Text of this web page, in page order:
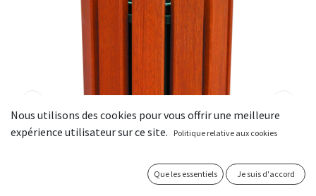
Nous utilisons des cookies pour vous offrir une meilleure
expérience utilisateur sur ce site.
Politique relative aux cookies
Que les essentiels Je suis d'accord